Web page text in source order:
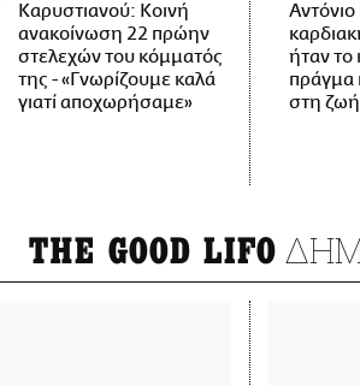
Καρυστιανού: Κοινή
ανακοίνωση 22 πρώην
στελεχών του κόμματός
της - «Γνωρίζουμε καλά
γιατί αποχωρήσαμε»
ήταν το
πράγμα
στη
THE GOOD LIFO